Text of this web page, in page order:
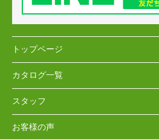
トップページ
カタログ一覧
スタッフ
お客様の声